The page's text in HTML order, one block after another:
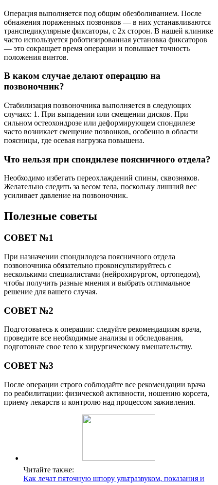
Операция выполняется под общим обезболиванием. После
обнажения пораженных позвонков — в них устанавливаются
транспедикулярные фиксаторы, с 2х сторон. В нашей клинике
часто используется роботизированная установка фиксаторов
— это сокращает время операции и повышает точность
положения винтов.
В каком случае делают операцию на
позвоночник?
Стабилизация позвоночника выполняется в следующих
случаях: 1. При выпадении или смещении дисков. При
сильном остеохондрозе или деформирующем спондилезе
часто возникает смещение позвонков, особенно в области
поясницы, где осевая нагрузка повышена.
Что нельзя при спондилезе поясничного отдела?
Необходимо избегать переохлаждений спины, сквозняков.
Желательно следить за весом тела, поскольку лишний вес
усиливает давление на позвоночник.
Полезные советы
СОВЕТ №1
При назначении спондилодеза поясничного отдела
позвоночника обязательно проконсультируйтесь с
несколькими специалистами (нейрохирургом, ортопедом),
чтобы получить разные мнения и выбрать оптимальное
решение для вашего случая.
СОВЕТ №2
Подготовьтесь к операции: следуйте рекомендациям врача,
проведите все необходимые анализы и обследования,
подготовьте свое тело к хирургическому вмешательству.
СОВЕТ №3
После операции строго соблюдайте все рекомендации врача
по реабилитации: физической активности, ношению корсета,
приему лекарств и контролю над процессом заживления.
Читайте также:
Как лечат пяточную шпору ультразвуком, показания и